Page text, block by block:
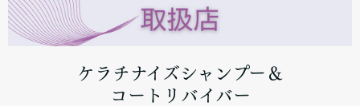
ケラチナイズシャンプー＆
コートリバイバー